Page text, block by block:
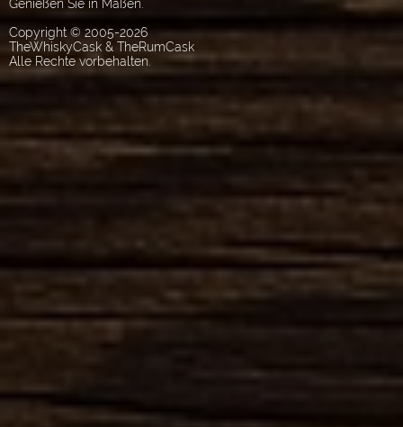
Genießen Sie in Maßen.
Copyright © 2005-2026
TheWhiskyCask & TheRumCask
Alle Rechte vorbehalten.